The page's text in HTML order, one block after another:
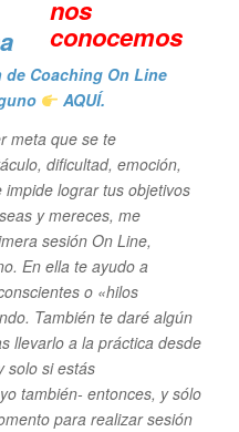
nos
conocemos
de Coaching On Line
AQUÍ.
meta que se te
dificultad, emoción,
lograr tus objetivos
y mereces, me
sesión On Line,
En ella te ayudo a
o «hilos
También te daré algún
llevarlo a la práctica desde
solo si estás
también- entonces, y sólo
para realizar sesión